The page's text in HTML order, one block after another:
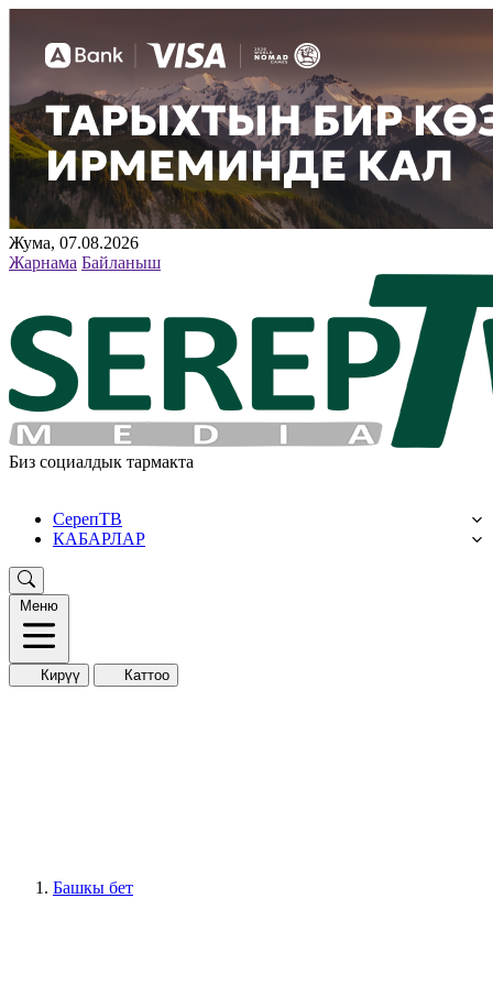
Жума, 07.08.2026
Жарнама Байланыш
Биз социалдык тармакта
СерепТВ
КАБАРЛАР
Меню
Кирүү Каттоо
Башкы бет